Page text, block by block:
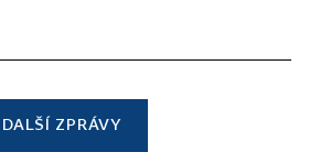
DALŠÍ ZPRÁVY